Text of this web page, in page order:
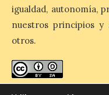
del
auge de la
planificación: reservas
igualdad, autonomía,
nuestros principios
otros.